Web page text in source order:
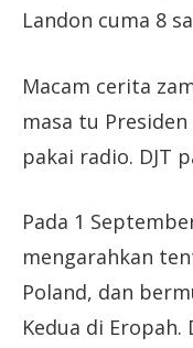
Landon cuma 8
Macam cerita
masa tu
pakai radio. DJT
Pada 1
mengarahkan
Poland, dan
Kedua di Eropah.